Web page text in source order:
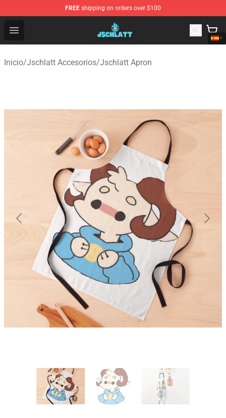
FREE shipping on orders over $100
Open menu
Jschlatt Store - Official Jschlatt Merchandise Shop
Inicio/Jschlatt Accesorios/Jschlatt Apron